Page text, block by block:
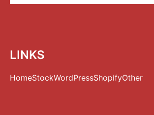
LINKS
HomeStockWordPressShopifyOther